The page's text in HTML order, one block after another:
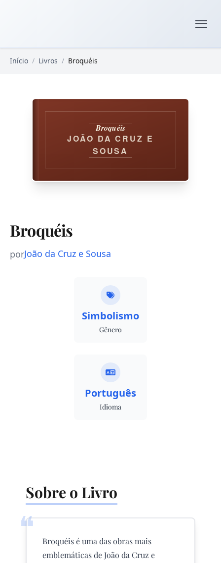
Início / Livros / Broquéis
Broquéis
JOÃO DA CRUZ E
SOUSA
Broquéis
porJoão da Cruz e Sousa
Simbolismo
Gênero
Português
Idioma
Sobre o Livro
❝
Broquéis é uma das obras mais
emblemáticas de João da Cruz e